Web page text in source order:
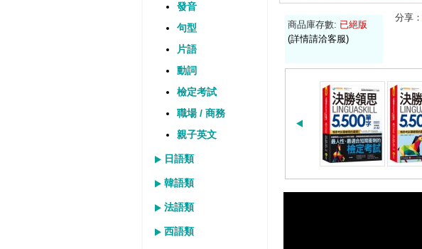
發音
句型
片語
動詞
檢定考試
職場 / 商務
親子英文
日語類
韓語類
法語類
西語類
商品庫存數: 已絕版
(詳情請洽客服)
分享：